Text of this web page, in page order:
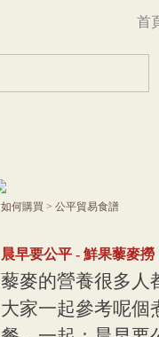
首
如何購買 > 公平貿易食譜
晨早要公平 - 鮮果藜麥撈
藜麥的營養很多人
大家一起參考呢個